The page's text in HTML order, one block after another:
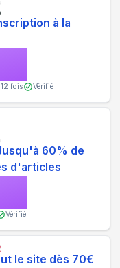
à la
12 fois Vérifié
60% de
d'articles
Vérifié
le site dès 70€